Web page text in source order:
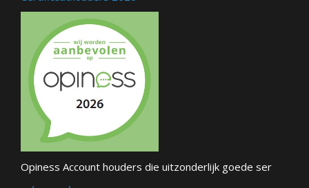
Opiness Account houders die uitzonderlijk goede ser